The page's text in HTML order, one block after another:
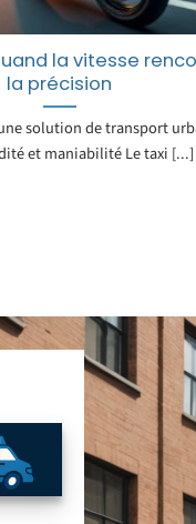
la vitesse
la précision
solution de transport
et maniabilité Le taxi [...]